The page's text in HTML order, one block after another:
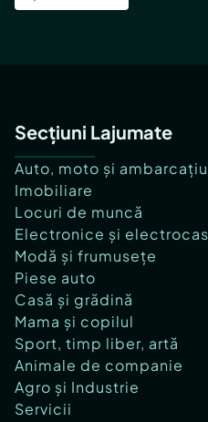
Secțiuni Lajumate
Auto, moto și
Imobiliare
Locuri de muncă
Electronice și
Modă și frumusețe
Piese auto
Casă și grădină
Mama și copilul
Sport, timp liber, artă
Animale de companie
Agro și Industrie
Servicii